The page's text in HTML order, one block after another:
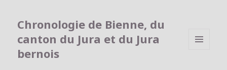
Chronologie de Bienne, du
canton du Jura et du Jura
bernois